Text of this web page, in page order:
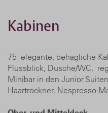
Kabinen
75 elegante, behagliche
Flussblick, Dusche/WC,
Minibar in den Junior
Haartrockner. Nespresso-